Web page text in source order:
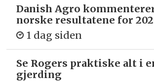
Danish Agro
norske resultatene for
1 dag siden
Se Rogers praktiske alt i
gjerding